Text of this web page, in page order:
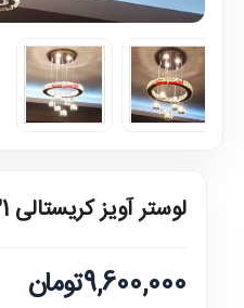
لوستر آویز کریستالی 1731
9,600,000تومان